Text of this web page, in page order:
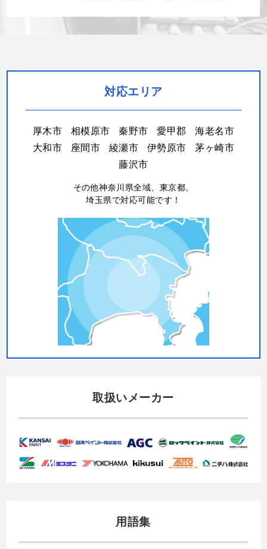
対応エリア
厚木市 相模原市 秦野市 愛甲郡
海老名市
大和市
座間市 綾瀬市 伊勢原市
茅ヶ崎市
藤沢市
その他神奈川県全域、東京都、
埼玉県で対応可能です！
取扱いメーカー
用語集